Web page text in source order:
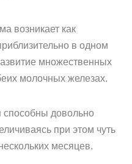
возникает как
в одном
множественных
молочных железах.
способны довольно
при этом чуть
месяцев.